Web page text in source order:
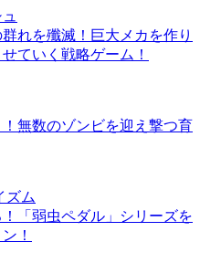
れを殲滅！巨大メカを作り
ていく戦略ゲーム！
無数のゾンビを迎え撃つ育
ズム
「弱虫ペダル」シリーズを
！